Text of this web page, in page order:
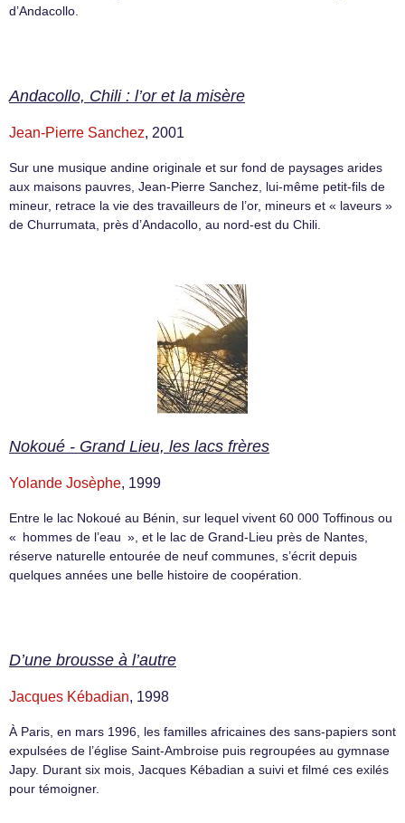
d’Andacollo.
Andacollo, Chili : l’or et la misère
Jean-Pierre Sanchez, 2001
Sur une musique andine originale et sur fond de paysages arides
aux maisons pauvres, Jean-Pierre Sanchez, lui-même petit-fils de
mineur, retrace la vie des travailleurs de l’or, mineurs et « laveurs »
de Churrumata, près d’Andacollo, au nord-est du Chili.
Nokoué - Grand Lieu, les lacs frères
Yolande Josèphe, 1999
Entre le lac Nokoué au Bénin, sur lequel vivent 60 000 Toffinous ou
« hommes de l’eau », et le lac de Grand-Lieu près de Nantes,
réserve naturelle entourée de neuf communes, s’écrit depuis
quelques années une belle histoire de coopération.
D’une brousse à l’autre
Jacques Kébadian, 1998
À Paris, en mars 1996, les familles africaines des sans-papiers sont
expulsées de l’église Saint-Ambroise puis regroupées au gymnase
Japy. Durant six mois, Jacques Kébadian a suivi et filmé ces exilés
pour témoigner.